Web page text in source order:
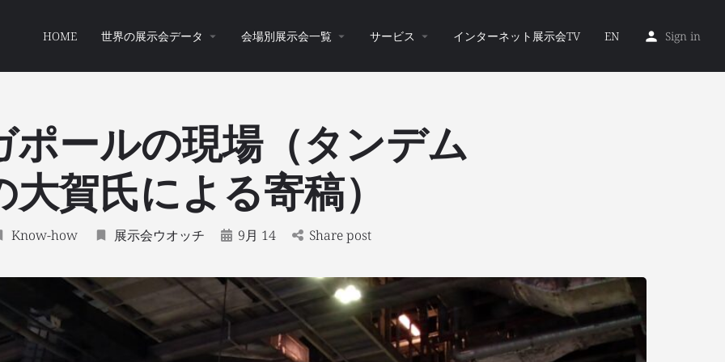
HOME 世界の展示会データ 会場別展示会一覧 サービス インターネット展示会TV EN Sign in
ポールの現場（タンデム
大賀氏による寄稿）
Know-how 展示会ウオッチ 9月 14 Share post